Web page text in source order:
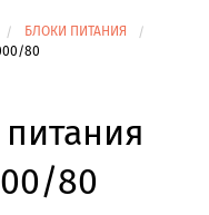
БЛОКИ ПИТАНИЯ
80
питания
80